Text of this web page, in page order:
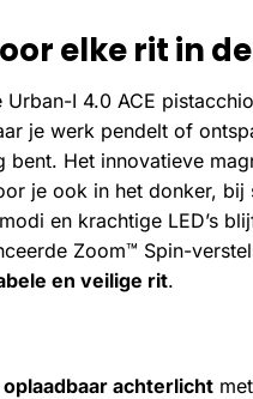
elke rit in
I 4.0 ACE
je werk pendelt of
bent. Het innovatieve
je ook in het donker, bij
en krachtige LED’s
Zoom™ Spin-
en veilige rit.
achterlicht